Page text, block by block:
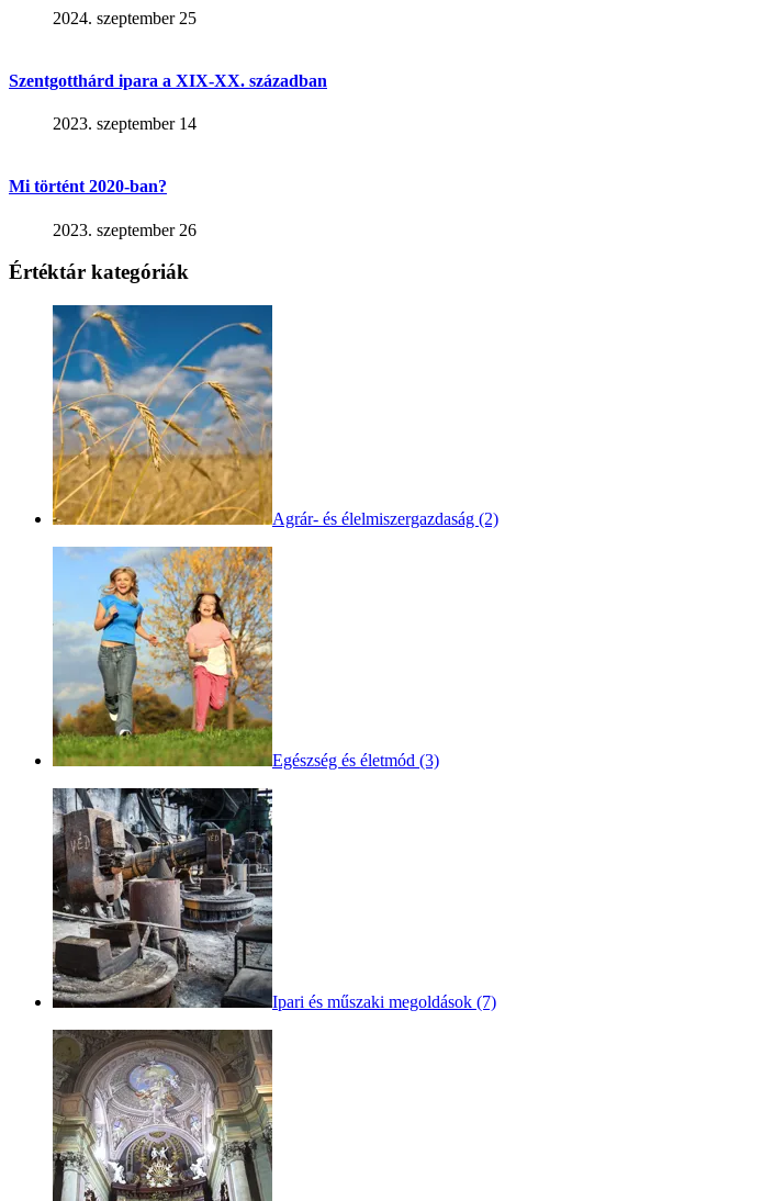
2024. szeptember 25
Szentgotthárd ipara a XIX-XX. században
2023. szeptember 14
Mi történt 2020-ban?
2023. szeptember 26
Értéktár kategóriák
Agrár- és élelmiszergazdaság (2)
Egészség és életmód (3)
Ipari és műszaki megoldások (7)